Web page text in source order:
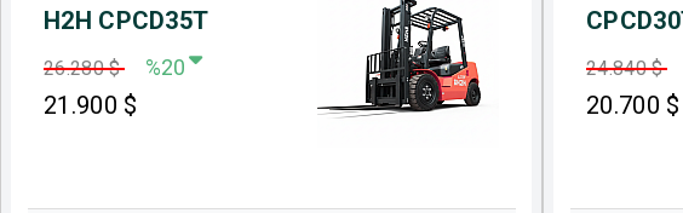
H2H CPCD35T
26.280 $ %20
21.900 $
24.840 $
20.700 $